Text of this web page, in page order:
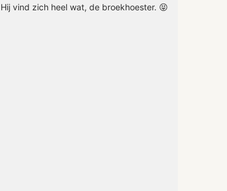
Hij vind zich heel wat, de broekhoester. 😝